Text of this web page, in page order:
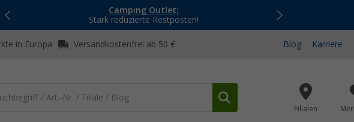
Camping Outlet:
Stark reduzierte Restposten!
in Europa Versandkostenfrei ab 50 € Blog Karriere
Filialen